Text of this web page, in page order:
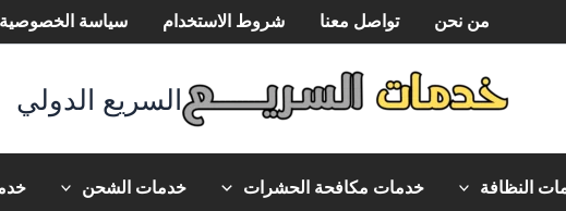
من نحن تواصل معنا شروط الاستخدام سياسة الخصوصية
السريع الدولي
النظافة خدمات مكافحة الحشرات خدمات الشحن